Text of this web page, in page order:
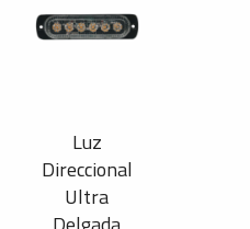
Luz
Direccional
Ultra